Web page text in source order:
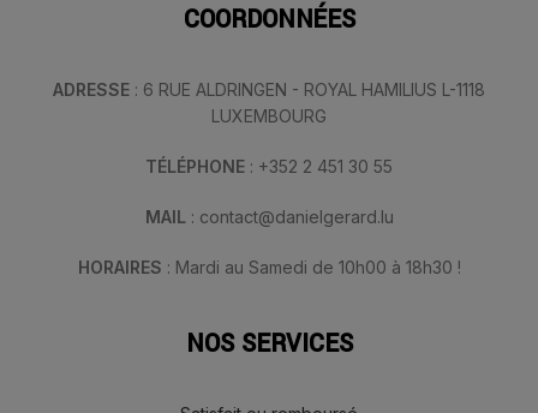
COORDONNÉES
ADRESSE : 6 RUE ALDRINGEN - ROYAL HAMILIUS L-1118
LUXEMBOURG
TÉLÉPHONE : +352 2 451 30 55
MAIL : contact@danielgerard.lu
HORAIRES : Mardi au Samedi de 10h00 à 18h30 !
NOS SERVICES